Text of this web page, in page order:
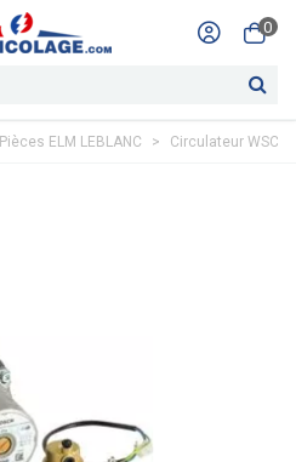
0
Pièces ELM LEBLANC > Circulateur WSC